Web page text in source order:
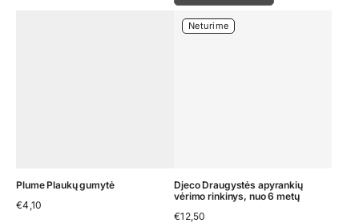
Plume Plaukų gumytė
€4,10
Neturime
Djeco Draugystės apyrankių
vėrimo rinkinys, nuo 6 metų
€12,50